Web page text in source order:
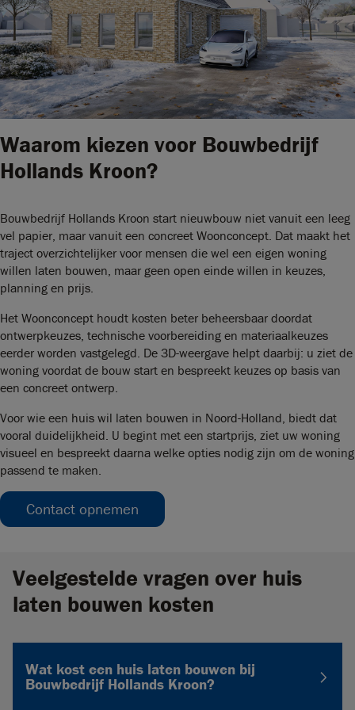
Waarom kiezen voor Bouwbedrijf
Hollands Kroon?
Bouwbedrijf Hollands Kroon start nieuwbouw niet vanuit een leeg
vel papier, maar vanuit een concreet Woonconcept. Dat maakt het
traject overzichtelijker voor mensen die wel een eigen woning
willen laten bouwen, maar geen open einde willen in keuzes,
planning en prijs.
Het Woonconcept houdt kosten beter beheersbaar doordat
ontwerpkeuzes, technische voorbereiding en materiaalkeuzes
eerder worden vastgelegd. De 3D-weergave helpt daarbij: u ziet de
woning voordat de bouw start en bespreekt keuzes op basis van
een concreet ontwerp.
Voor wie een huis wil laten bouwen in Noord-Holland, biedt dat
vooral duidelijkheid. U begint met een startprijs, ziet uw woning
visueel en bespreekt daarna welke opties nodig zijn om de woning
passend te maken.
Contact opnemen
Veelgestelde vragen over huis
laten bouwen kosten
Wat kost een huis laten bouwen bij
Bouwbedrijf Hollands Kroon?